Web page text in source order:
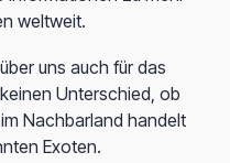
weltweit.
uns auch für das
Unterschied, ob
Nachbarland handelt
Exoten.